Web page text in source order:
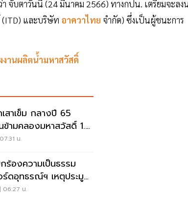
า จับตาวันนี้ (24 มีนาคม 2566) ทางกปน. เตรียมจะลง
(ITD) และบริษัท อาควาไทย จำกัด) ซึ่งเป็นผู้ชนะการ
านผลิตน้ำมหาสวัสดิ์
สาเข็ม กลางปี 65
ข้ามคลองมหาสวัสดิ์ 1.2
น.
ร้องความเป็นธรรม
ดอุทธรณ์ฯ เหตุประมูล
วัสดิ์
06:27 น.